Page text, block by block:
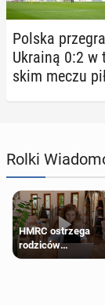
Polska
Ukrainą 0:2
skim meczu
Rolki
HMRC ostrzega
rodziców
pobierających